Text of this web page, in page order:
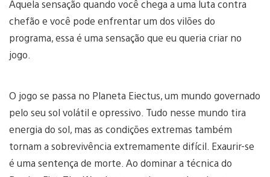
Aquela sensação quando você chega a uma luta contra
chefão e você pode enfrentar um dos vilões do
programa, essa é uma sensação que eu queria criar no
jogo.
O jogo se passa no Planeta Eiectus, um mundo governado
pelo seu sol volátil e opressivo. Tudo nesse mundo tira
energia do sol, mas as condições extremas também
tornam a sobrevivência extremamente difícil. Exaurir-se
é uma sentença de morte. Ao dominar a técnica do